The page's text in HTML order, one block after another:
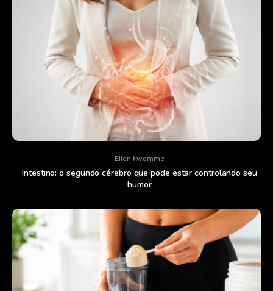
Ellen Kwamme
Intestino: o segundo cérebro que pode estar controlando seu
humor